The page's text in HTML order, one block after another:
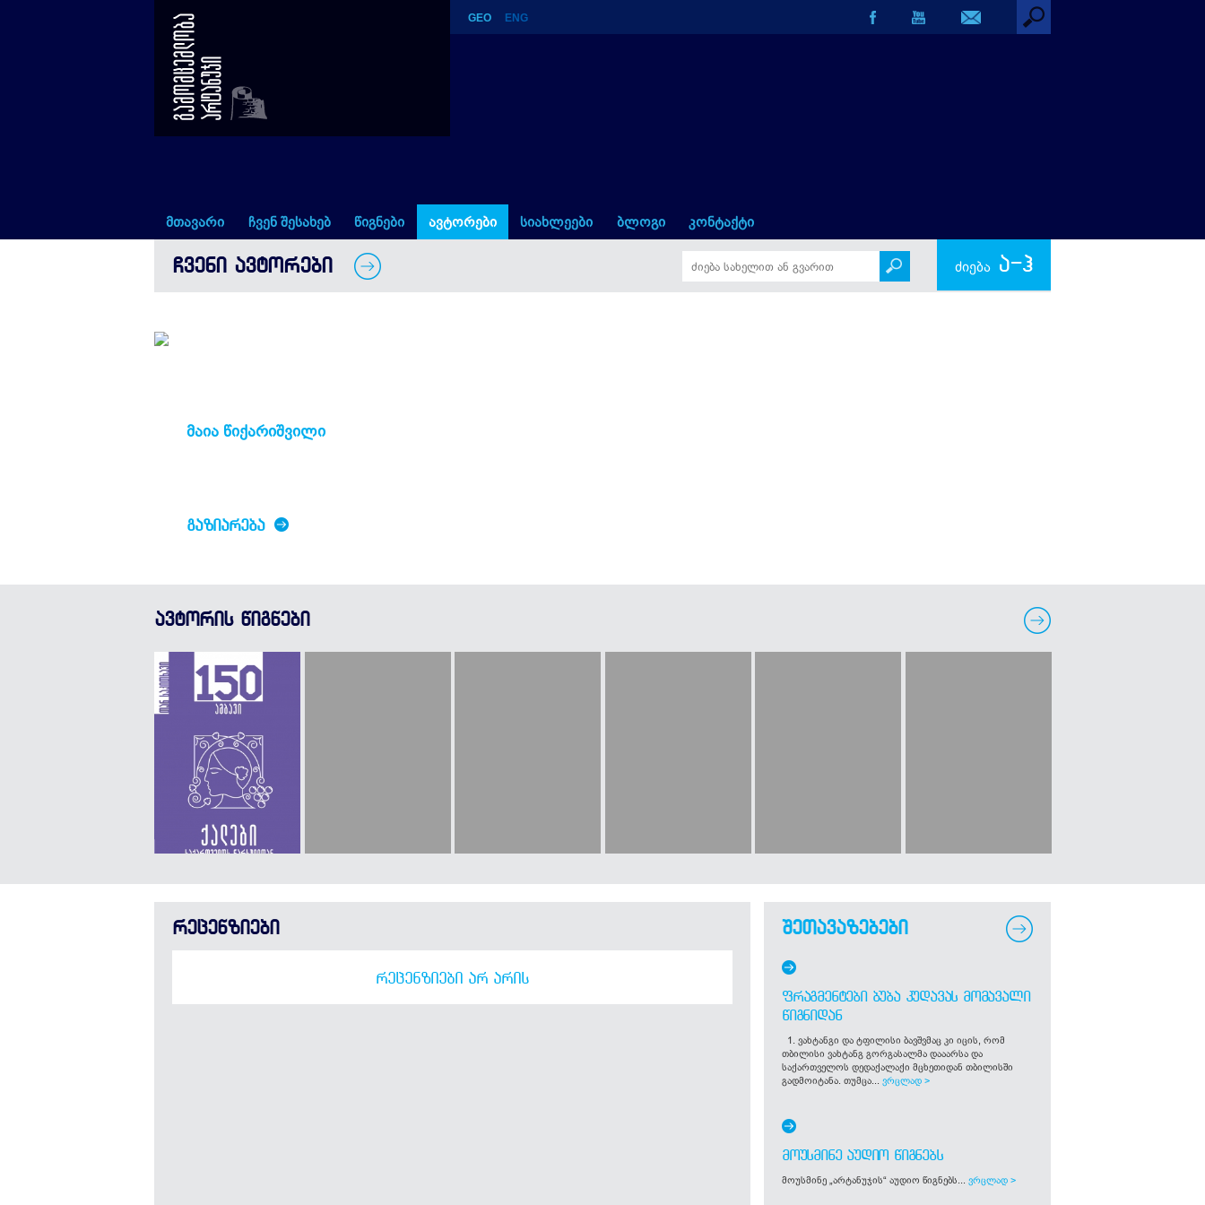
მაია წიქარიშვილი
GEO ENG
მთავარი ჩვენ შესახებ წიგნები ავტორები სიახლეები ბლოგი კონტაქტი
ᲩᲕᲔᲜᲘ ᲐᲕᲢᲝᲠᲔᲑᲘ ძიება ა-ჰ
მაია წიქარიშვილი
ᲒᲐᲖᲘᲐᲠᲔᲑᲐ
ავტორის წიგნები
რეცენზიები
ᲠᲔᲪᲔᲜᲖᲘᲔᲑᲘ ᲐᲠ ᲐᲠᲘᲡ
შეთავაზებები
ᲤᲠᲐᲒᲛᲔᲜᲢᲔᲑᲘ ᲑᲣᲑᲐ ᲙᲣᲓᲐᲕᲐᲡ ᲛᲝᲛᲐᲕᲐᲚᲘ
ᲬᲘᲒᲜᲘᲓᲐᲜ
1. ვახტანგი და ტფილისი ბავშვმაც კი იცის, რომ
თბილისი ვახტანგ გორგასალმა დააარსა და
საქართველოს დედაქალაქი მცხეთიდან თბილისში
გადმოიტანა. თუმცა... ვრცლად >
ᲛᲝᲣᲡᲛᲘᲜᲔ ᲐᲣᲓᲘᲝ ᲬᲘᲒᲜᲔᲑᲡ
მოუსმინე „არტანუჯის“ აუდიო წიგნებს... ვრცლად >